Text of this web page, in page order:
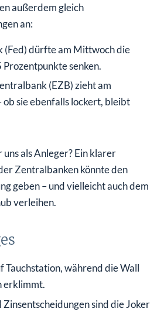
außerdem gleich
an:
(Fed) dürfte am Mittwoch die
Prozentpunkte senken.
(EZB) zieht am
ob sie ebenfalls lockert, bleibt
als Anleger? Ein klarer
Zentralbanken könnte den
geben – und vielleicht auch dem
verleihen.
Tauchstation, während die Wall
erklimmt.
Zinsentscheidungen sind die Joker